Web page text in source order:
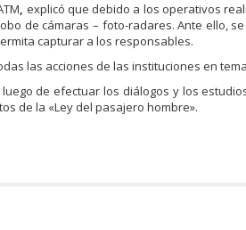
, explicó que debido a los operativos
de cámaras – foto-radares. Ante ello,
capturar a los responsables.
las acciones de las instituciones en
de efectuar los diálogos y los
de la «Ley del pasajero hombre».